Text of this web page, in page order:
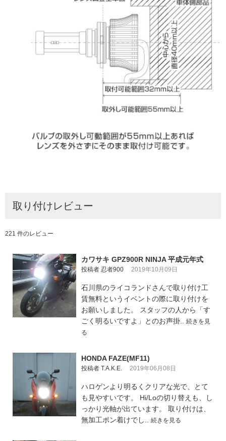
取り付けレビュー
221 件のレビュー
カワサキ GPZ900R NINJA 平成元年式
投稿者 忍者900 2019年10月09日
石川県のライコランドさんで取り付け工
賃無料というイベントの際に取り付けを
お願いしました。 スタッフの人から「す
ごく明るいですよ」とのお声掛.. 続きを見
る
HONDA FAZE(MF11)
投稿者 T.A.K.E. 2019年06月08日
ハロゲンより明るくクリアな光で、とて
も見やすいです。 Hi/Loの切り替えも、し
っかり光軸が出ています。 取り付けは、
無加工ポン着けでし.. 続きを見る